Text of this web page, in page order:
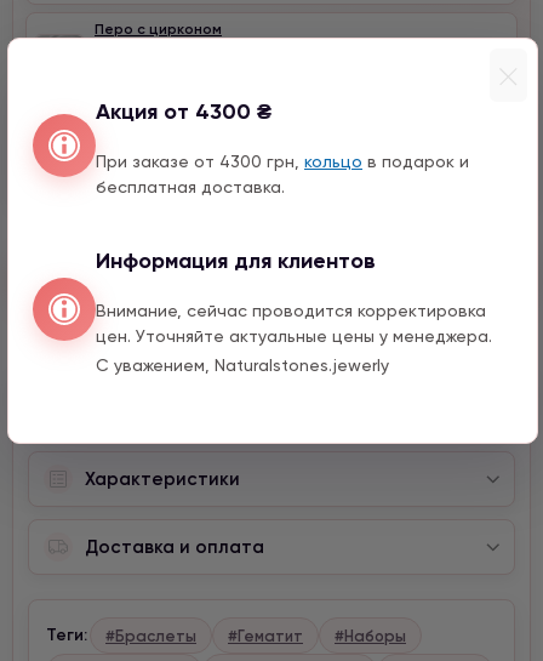
Акция от 4300 ₴
При заказе от 4300 грн, кольцо в подарок и
бесплатная доставка.
Информация для клиентов
Внимание, сейчас проводится корректировка
цен. Уточняйте актуальные цены у менеджера.
С уважением, Naturalstones.jewerly
Перо с цирконом
990 грн 1 шт.
Быстрый заказ
Характеристики
Доставка и оплата
Теги: #Браслеты #Гематит
#Наборы